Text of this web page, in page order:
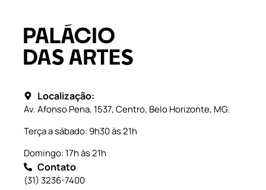
Localização:
Av. Afonso Pena, 1537, Centro, Belo Horizonte, MG.
Terça a sábado: 9h30 às 21h
Domingo: 17h às 21h
Contato
(31) 3236-7400